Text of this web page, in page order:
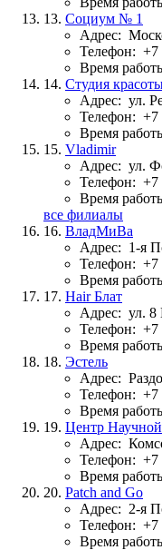
13. Социум № 1
Адрес:
Телефон: +7
Время
14. Студия
Адрес: ул.
Телефон: +7
Время
15. Vladimir
Адрес: ул.
Телефон: +7
Время
все филиалы
16. ВладМиВа
Адрес: 1-я
Телефон: +7
Время
17. Hair Блат
Адрес: ул. 8
Телефон: +7
Время
18. Эстель
Адрес:
Телефон: +7
Время
19. Центр
Адрес:
Телефон: +7
Время
20. Patch and Go
Адрес: 2-я
Телефон: +7
Время